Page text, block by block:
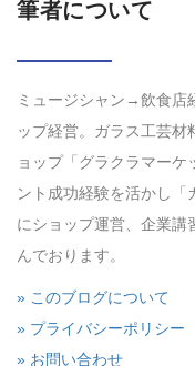
筆者について
ミュージシャン→飲食
ップ経営。ガラス工芸材
ョップ「グラクラマー
ント成功経験を活かし「
にショップ運営、企業講
んでおります。
» このブログについて
» プライバシーポリシー
» お問い合わせ